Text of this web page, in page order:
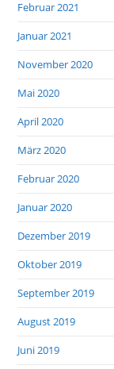
Februar 2021
Januar 2021
November 2020
Mai 2020
April 2020
März 2020
Februar 2020
Januar 2020
Dezember 2019
Oktober 2019
September 2019
August 2019
Juni 2019